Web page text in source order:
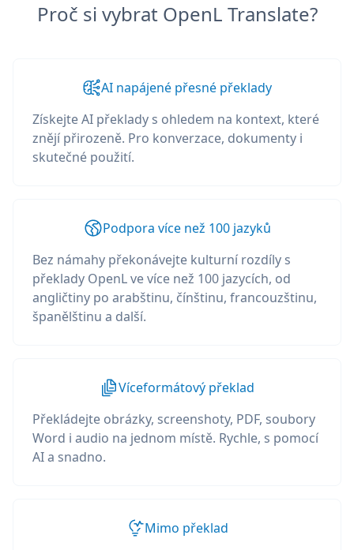
Proč si vybrat OpenL Translate?
AI napájené přesné překlady
Získejte AI překlady s ohledem na kontext, které
znějí přirozeně. Pro konverzace, dokumenty i
skutečné použití.
Podpora více než 100 jazyků
Bez námahy překonávejte kulturní rozdíly s
překlady OpenL ve více než 100 jazycích, od
angličtiny po arabštinu, čínštinu, francouzštinu,
španělštinu a další.
Víceformátový překlad
Překládejte obrázky, screenshoty, PDF, soubory
Word i audio na jednom místě. Rychle, s pomocí
AI a snadno.
Mimo překlad